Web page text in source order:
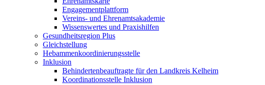
Engagementplattform
Vereins- und Ehrenamtsakademie
Wissenswertes und Praxishilfen
Gesundheitsregion Plus
Gleichstellung
Hebammenkoordinierungsstelle
Inklusion
Behindertenbeauftragte für den Landkreis Kelheim
Koordinationsstelle Inklusion